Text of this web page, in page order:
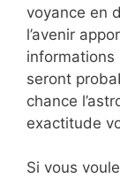
voyance en
l’avenir
informations
seront
chance
exactitude
Si vous